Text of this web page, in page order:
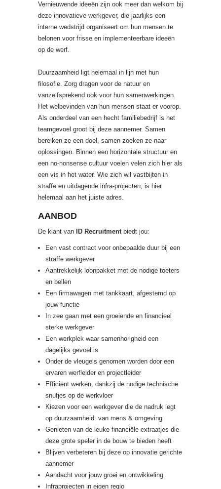
Vernieuwende ideeën zijn ook meer dan welkom bij
deze innovatieve werkgever, die jaarlijks een
interne wedstrijd organiseert om hun mensen te
belonen voor frisse en implementeerbare ideeën
op de werf.
Duurzaamheid ligt helemaal in lijn met hun
filosofie. Zorg dragen voor de natuur en
vanzelfsprekend ook voor hun samenwerkingen.
Het welbevinden van hun mensen staat er voorop.
Als onderdeel van een hecht familiebedrijf is het
teamgevoel groot bij deze aannemer. Samen
bereiken ze een doel, samen zoeken ze naar
oplossingen. Binnen een horizontale structuur en
een no-nonsense cultuur voelen velen zich hier als
een vis in het water. Wie zich wil vastbijten in
straffe en uitdagende infra-projecten, is hier
helemaal aan het juiste adres.
AANBOD
De klant van ID Recruitmentbiedt jou:
Een vast contract voor onbepaalde duur bij een
straffe werkgever
Aantrekkelijk loonpakket met de nodige toeters
en bellen
Een firmawagen met tankkaart, afgestemd op
jouw functie
In zee gaan met een groeiende en financieel
sterke werkgever
Een werkplek waar samenhorigheid een
dagelijks gevoel is
Onder de vleugels genomen worden door een
ervaren werfleider en projectleider
Efficiënt werken, dankzij de nodige technische
snufjes op de werkvloer
Kiezen voor een werkgever die de nadruk legt
op duurzaamheid: van mens & omgeving
Genieten van de leuke financiële extraatjes die
deze grote speler in de bouw te bieden heeft
Blijven verbeteren bij deze op innovatie gerichte
aannemer
Aandacht voor jouw groei en ontwikkeling
Infraprojecten in eigen regio